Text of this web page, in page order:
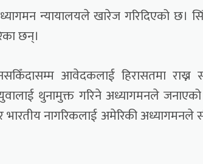
न्यायालयले खारेज गरिदिएको छ।
छन्।
आवेदकलाई हिरासतमा राख्न
थुनामुक्त गरिने अध्यागमनले
भारतीय नागरिकलाई अमेरिकी अध्यागमनले